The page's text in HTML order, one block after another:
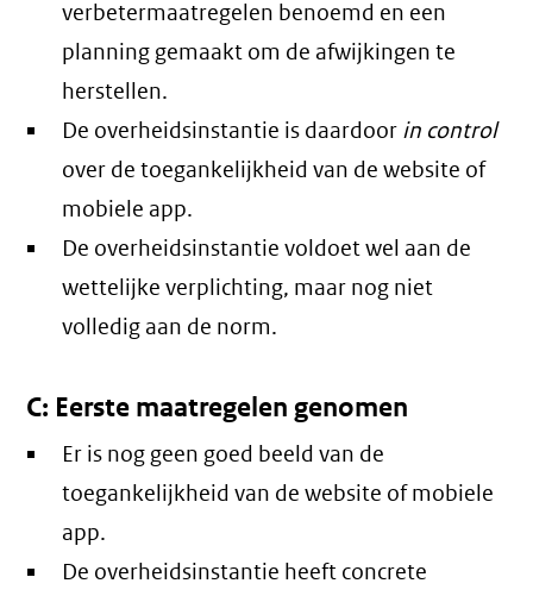
verbetermaatregelen benoemd en een
planning gemaakt om de afwijkingen te
herstellen.
De overheidsinstantie is daardoor in control
over de toegankelijkheid van de website of
mobiele app.
De overheidsinstantie voldoet wel aan de
wettelijke verplichting, maar nog niet
volledig aan de norm.
C: Eerste maatregelen genomen
Er is nog geen goed beeld van de
toegankelijkheid van de website of mobiele
app.
De overheidsinstantie heeft concrete